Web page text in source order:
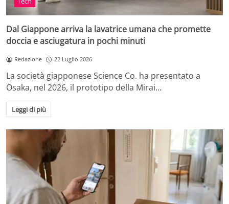
Dal Giappone arriva la lavatrice umana che promette
doccia e asciugatura in pochi minuti
Redazione 22 Luglio 2026
La società giapponese Science Co. ha presentato a
Osaka, nel 2026, il prototipo della Mirai…
Leggi di più